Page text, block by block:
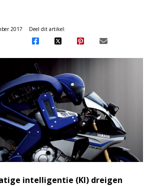
2017
Deel dit artikel:
intelligentie (KI) dreigen